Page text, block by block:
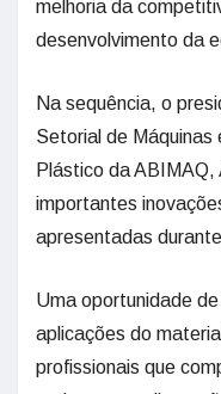
melhoria da
desenvolvimento da
Na sequência, o
Setorial de Máquinas
Plástico da ABIMAQ,
importantes
apresentadas
Uma oportunidade
aplicações do
profissionais que